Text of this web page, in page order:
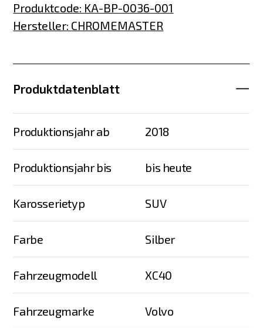
Produktcode: KA-BP-0036-001
Hersteller: CHROMEMASTER
Produktdatenblatt
Produktionsjahr ab 2018
Produktionsjahr bis bis heute
Karosserietyp SUV
Farbe Silber
Fahrzeugmodell XC40
Fahrzeugmarke Volvo